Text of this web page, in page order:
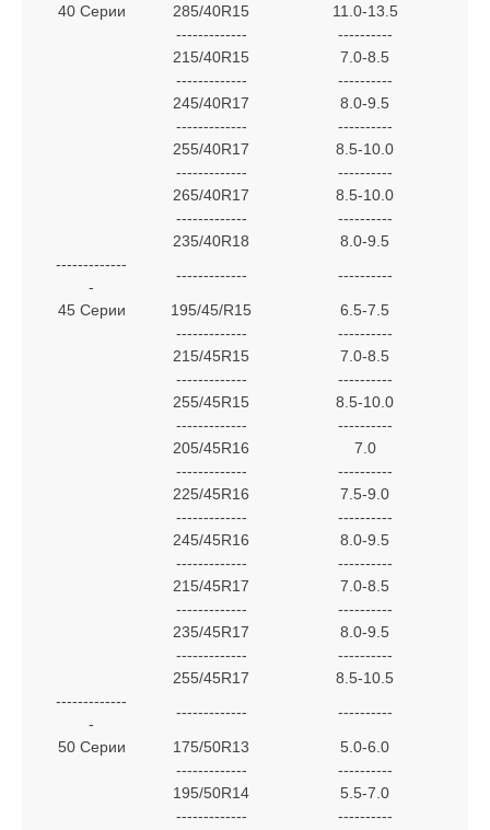
40 Серии
285/40R15
11.0-13.5
-------------
----------
215/40R15
7.0-8.5
-------------
----------
245/40R17
8.0-9.5
-------------
----------
255/40R17
8.5-10.0
-------------
----------
265/40R17
8.5-10.0
-------------
----------
235/40R18
8.0-9.5
-------------
-
-------------
----------
45 Серии
195/45/R15
6.5-7.5
-------------
----------
215/45R15
7.0-8.5
-------------
----------
255/45R15
8.5-10.0
-------------
----------
205/45R16
7.0
-------------
----------
225/45R16
7.5-9.0
-------------
----------
245/45R16
8.0-9.5
-------------
----------
215/45R17
7.0-8.5
-------------
----------
235/45R17
8.0-9.5
-------------
----------
255/45R17
8.5-10.5
-------------
-
-------------
----------
50 Серии
175/50R13
5.0-6.0
-------------
----------
195/50R14
5.5-7.0
-------------
----------